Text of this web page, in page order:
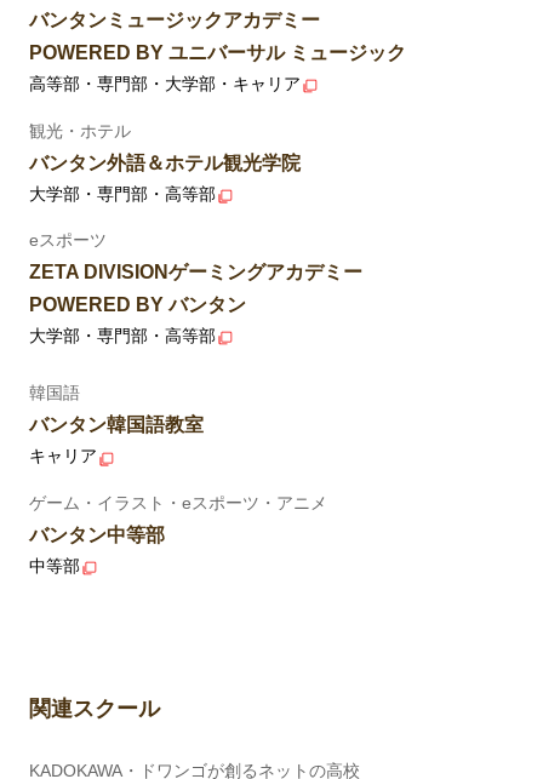
バンタンミュージックアカデミー
POWERED BY ユニバーサル ミュージック
高等部・専門部・大学部・キャリア
観光・ホテル
バンタン外語＆ホテル観光学院
大学部・専門部・高等部
eスポーツ
ZETA DIVISIONゲーミングアカデミー
POWERED BY バンタン
大学部・専門部・高等部
韓国語
バンタン韓国語教室
キャリア
ゲーム・イラスト・eスポーツ・アニメ
バンタン中等部
中等部
関連スクール
KADOKAWA・ドワンゴが創るネットの高校